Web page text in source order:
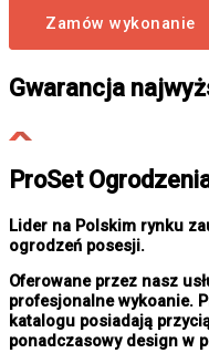
Zamów wykonanie
Gwarancja
ProSet
Lider na Polskim rynku
ogrodzeń posesji.
Oferowane przez nasz
profesjonalne wykoanie.
katalogu posiadają
ponadczasowy design w